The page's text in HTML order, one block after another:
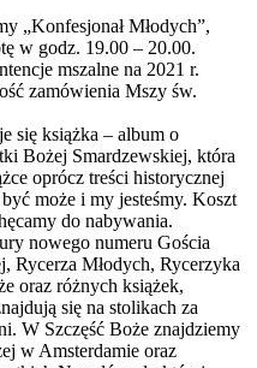
„Konfesjonał Młodych”,
w godz. 19.00 – 20.00.
mszalne na 2021 r.
zamówienia Mszy św.
się książka – album o
Bożej Smardzewskiej, która
oprócz treści historycznej
może i my jesteśmy. Koszt
do nabywania.
nowego numeru Gościa
Rycerza Młodych, Rycerzyka
oraz różnych książek,
się na stolikach za
W Szczęść Boże znajdziemy
w Amsterdamie oraz